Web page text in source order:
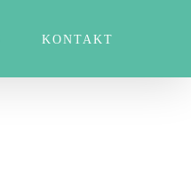
KONTAKT